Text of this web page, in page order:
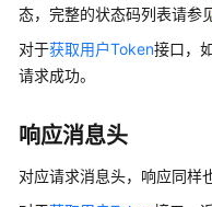
产
品
介
绍
计
说
态，完整的状态码列表请参
对于获取用户Token接口，
请求成功。
响应消息头
对应请求消息头，响应同样